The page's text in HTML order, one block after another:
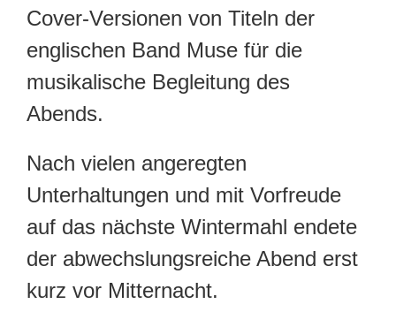
Cover-Versionen von Titeln der
englischen Band Muse für die
musikalische Begleitung des
Abends.
Nach vielen angeregten
Unterhaltungen und mit Vorfreude
auf das nächste Wintermahl endete
der abwechslungsreiche Abend erst
kurz vor Mitternacht.